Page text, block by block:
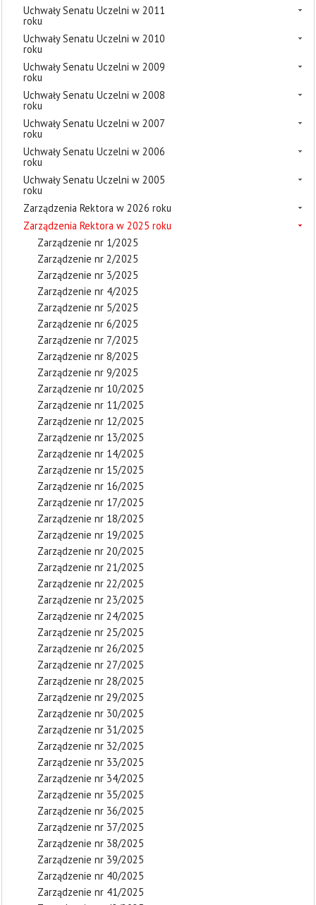
Uchwały Senatu Uczelni w 2011
roku
Uchwały Senatu Uczelni w 2010
roku
Uchwały Senatu Uczelni w 2009
roku
Uchwały Senatu Uczelni w 2008
roku
Uchwały Senatu Uczelni w 2007
roku
Uchwały Senatu Uczelni w 2006
roku
Uchwały Senatu Uczelni w 2005
roku
Zarządzenia Rektora w 2026 roku
Zarządzenia Rektora w 2025 roku
Zarządzenie nr 1/2025
Zarządzenie nr 2/2025
Zarządzenie nr 3/2025
Zarządzenie nr 4/2025
Zarządzenie nr 5/2025
Zarządzenie nr 6/2025
Zarządzenie nr 7/2025
Zarządzenie nr 8/2025
Zarządzenie nr 9/2025
Zarządzenie nr 10/2025
Zarządzenie nr 11/2025
Zarządzenie nr 12/2025
Zarządzenie nr 13/2025
Zarządzenie nr 14/2025
Zarządzenie nr 15/2025
Zarządzenie nr 16/2025
Zarządzenie nr 17/2025
Zarządzenie nr 18/2025
Zarządzenie nr 19/2025
Zarządzenie nr 20/2025
Zarządzenie nr 21/2025
Zarządzenie nr 22/2025
Zarządzenie nr 23/2025
Zarządzenie nr 24/2025
Zarządzenie nr 25/2025
Zarządzenie nr 26/2025
Zarządzenie nr 27/2025
Zarządzenie nr 28/2025
Zarządzenie nr 29/2025
Zarządzenie nr 30/2025
Zarządzenie nr 31/2025
Zarządzenie nr 32/2025
Zarządzenie nr 33/2025
Zarządzenie nr 34/2025
Zarządzenie nr 35/2025
Zarządzenie nr 36/2025
Zarządzenie nr 37/2025
Zarządzenie nr 38/2025
Zarządzenie nr 39/2025
Zarządzenie nr 40/2025
Zarządzenie nr 41/2025